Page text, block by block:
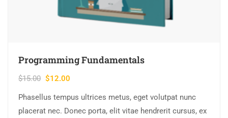
Programming Fundamentals
$15.00 $12.00
Phasellus tempus ultrices metus, eget volutpat nunc
placerat nec. Donec porta, elit vitae hendrerit cursus, ex